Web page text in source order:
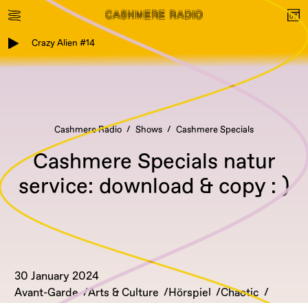
Crazy Alien #14
Cashmere Radio Shows Cashmere Specials
Cashmere Specials natur
service: download & copy : )
30 January 2024
Avant-Garde
Arts & Culture Hörspiel
Chaotic